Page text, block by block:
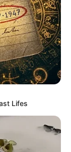
Lifes